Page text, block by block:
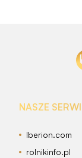
NASZE
Iberion.com
rolnikinfo.pl